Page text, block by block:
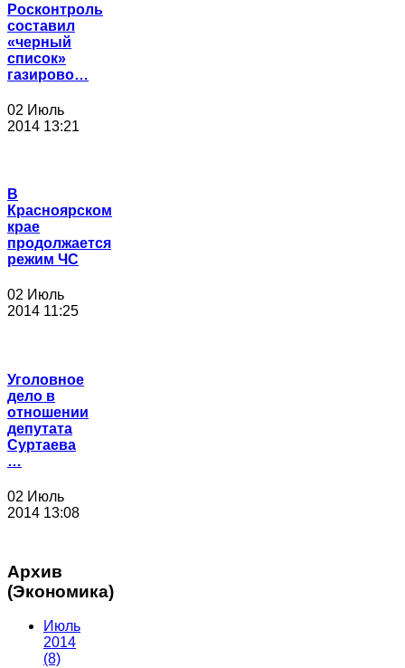
Росконтроль
составил
«черный
список»
газирово…
02 Июль
2014 13:21
В
Красноярском
крае
продолжается
режим ЧС
02 Июль
2014 11:25
Уголовное
дело в
отношении
депутата
Суртаева
…
02 Июль
2014 13:08
Архив
(Экономика)
Июль
2014
(8)